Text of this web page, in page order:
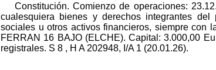
Constitución. Comienzo de operaciones:
cualesquiera bienes y derechos integrantes
sociales u otros activos financieros, siempre con
FERRAN 16 BAJO (ELCHE). Capital: 3.000,00
registrales. S 8 , H A 202948, I/A 1 (20.01.26).